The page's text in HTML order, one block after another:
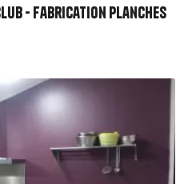
- Fabrication planches